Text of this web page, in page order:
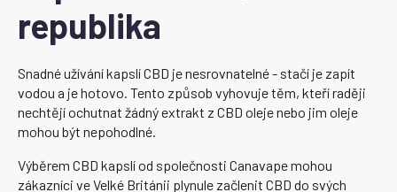
republika
Snadné užívání kapslí CBD je nesrovnatelné - stačí je zapít
vodou a je hotovo. Tento způsob vyhovuje těm, kteří raději
nechtějí ochutnat žádný extrakt z CBD oleje nebo jim oleje
mohou být nepohodlné.
Výběrem CBD kapslí od společnosti Canavape mohou
zákazníci ve Velké Británii plynule začlenit CBD do svých